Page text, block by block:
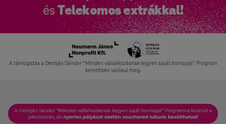
A támogatás a Demján Sándor “Minden vállalkozásnak legyen saját honlapja” Program
keretében valósul meg.